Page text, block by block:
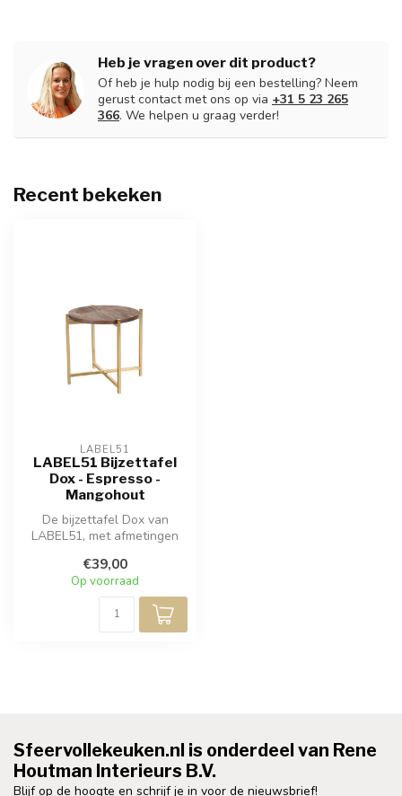
Heb je vragen over dit product?
Of heb je hulp nodig bij een bestelling? Neem
gerust contact met ons op via +31 5 23 265
366. We helpen u graag verder!
Recent bekeken
LABEL51
LABEL51 Bijzettafel
Dox - Espresso -
Mangohout
De bijzettafel Dox van
LABEL51, met afmetingen
stijlvolle...
€39,00
Op voorraad
Sfeervollekeuken.nl is onderdeel van Rene
Houtman Interieurs B.V.
Blijf op de hoogte en schrijf je in voor de nieuwsbrief!